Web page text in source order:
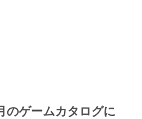
ゲームカタログに